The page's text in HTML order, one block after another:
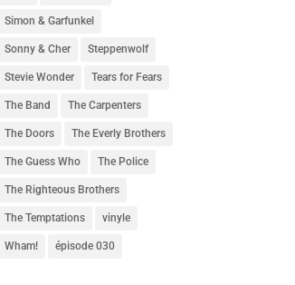
Simon & Garfunkel
Sonny & Cher Steppenwolf
Stevie Wonder Tears for Fears
The Band The Carpenters
The Doors The Everly Brothers
The Guess Who The Police
The Righteous Brothers
The Temptations vinyle
Wham! épisode 030